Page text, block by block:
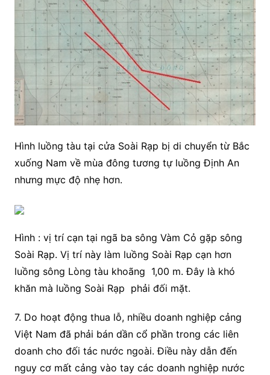
Hình luồng tàu tại cửa Soài Rạp bị di chuyển từ Bắc
xuống Nam về mùa đông tương tự luồng Định An
nhưng mực độ nhẹ hơn.
Hình : vị trí cạn tại ngã ba sông Vàm Cỏ gặp sông
Soài Rạp. Vị trí này làm luồng Soài Rạp cạn hơn
luồng sông Lòng tàu khoãng 1,00 m. Đây là khó
khăn mà luồng Soài Rạp phải đối mặt.
7. Do hoạt động thua lỗ, nhiều doanh nghiệp cảng
Việt Nam đã phải bán dần cổ phần trong các liên
doanh cho đối tác nước ngoài. Điều này dẫn đến
nguy cơ mất cảng vào tay các doanh nghiệp nước